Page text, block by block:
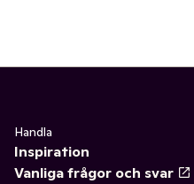
Handla
Inspiration
Vanliga frågor och svar